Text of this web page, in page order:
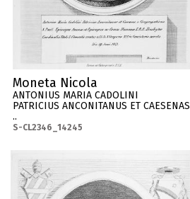
Moneta Nicola
ANTONIUS MARIA CADOLINI
PATRICIUS ANCONITANUS ET CAESENAS
..
S-CL2346_14245